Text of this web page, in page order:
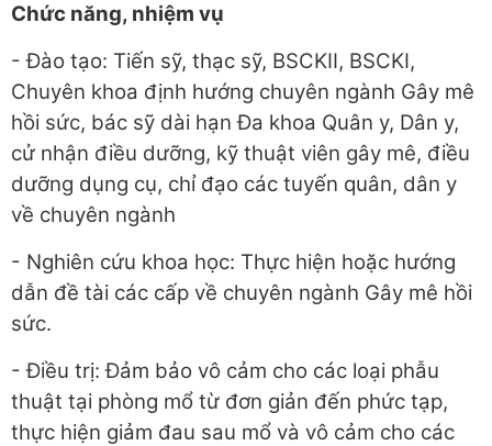
Chức năng, nhiệm vụ
- Đào tạo: Tiến sỹ, thạc sỹ, BSCKII, BSCKI,
Chuyên khoa định hướng chuyên ngành Gây mê
hồi sức, bác sỹ dài hạn Đa khoa Quân y, Dân y,
cử nhận điều dưỡng, kỹ thuật viên gây mê, điều
dưỡng dụng cụ, chỉ đạo các tuyến quân, dân y
về chuyên ngành
- Nghiên cứu khoa học: Thực hiện hoặc hướng
dẫn đề tài các cấp về chuyên ngành Gây mê hồi
sức.
- Điều trị: Đảm bảo vô cảm cho các loại phẫu
thuật tại phòng mổ từ đơn giản đến phức tạp,
thực hiện giảm đau sau mổ và vô cảm cho các